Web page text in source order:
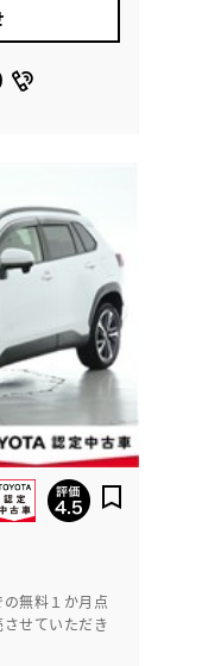
無料１か月点
せていただき